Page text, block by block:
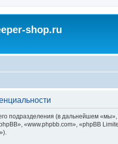
shop.ru
подразделения (в дальнейшем
«www.phpbb.com», «phpBB